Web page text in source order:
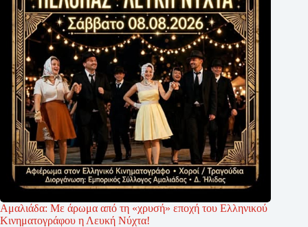
Αμαλιάδα: Με άρωμα από τη «χρυσή» εποχή του Ελληνικού
Κινηματογράφου η Λευκή Νύχτα!